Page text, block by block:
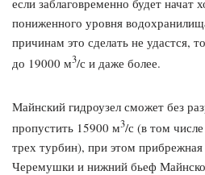
если заблаговременно будет начат
пониженного уровня
причинам это сделать не удастся,
до 19000 м3/с и даже более.
Майнский гидроузел сможет без
пропустить 15900 м3/с (в том
трех турбин), при этом прибрежная
Черемушки и нижний бьеф